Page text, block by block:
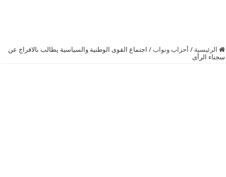
الرئيسية / أحزاب ونواب / اجتماع القوى الوطنية والسياسية يطالب بالافراج عن
سجناء الرأى